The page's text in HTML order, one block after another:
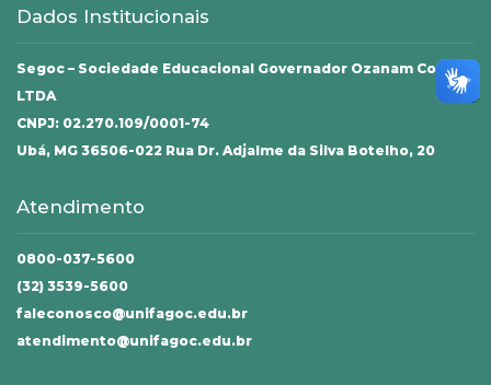
Dados Institucionais
Segoc – Sociedade Educacional Governador Ozanam Coelho
LTDA
CNPJ: 02.270.109/0001-74
Ubá, MG 36506-022 Rua Dr. Adjalme da Silva Botelho, 20
Atendimento
0800-037-5600
(32) 3539-5600
faleconosco@unifagoc.edu.br
atendimento@unifagoc.edu.br